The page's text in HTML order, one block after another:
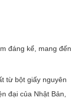
đáng kể, mang đến
từ bột giấy nguyên
đại của Nhật Bản,